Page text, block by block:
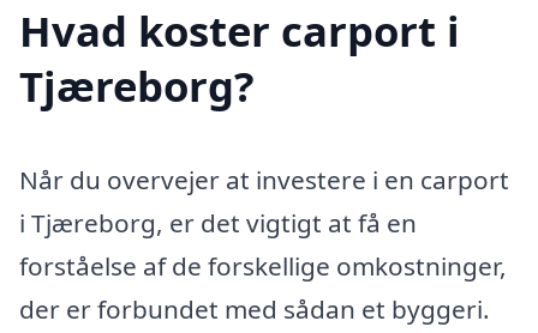
Hvad koster carport i
Tjæreborg?
Når du overvejer at investere i en carport
i Tjæreborg, er det vigtigt at få en
forståelse af de forskellige omkostninger,
der er forbundet med sådan et byggeri.